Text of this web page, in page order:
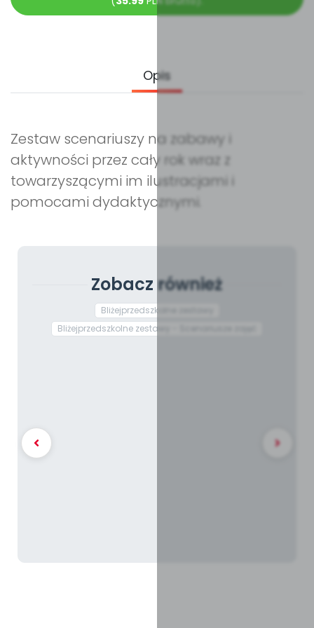
Opis
Zestaw scenariuszy na zabawy i
aktywności przez cały rok wraz z
towarzyszącymi im ilustracjami i
pomocami dydaktycznymi.
Zobacz również
Bliżejprzedszkolne zestawy
Bliżejprzedszkolne zestawy - Scenariusze zajęć